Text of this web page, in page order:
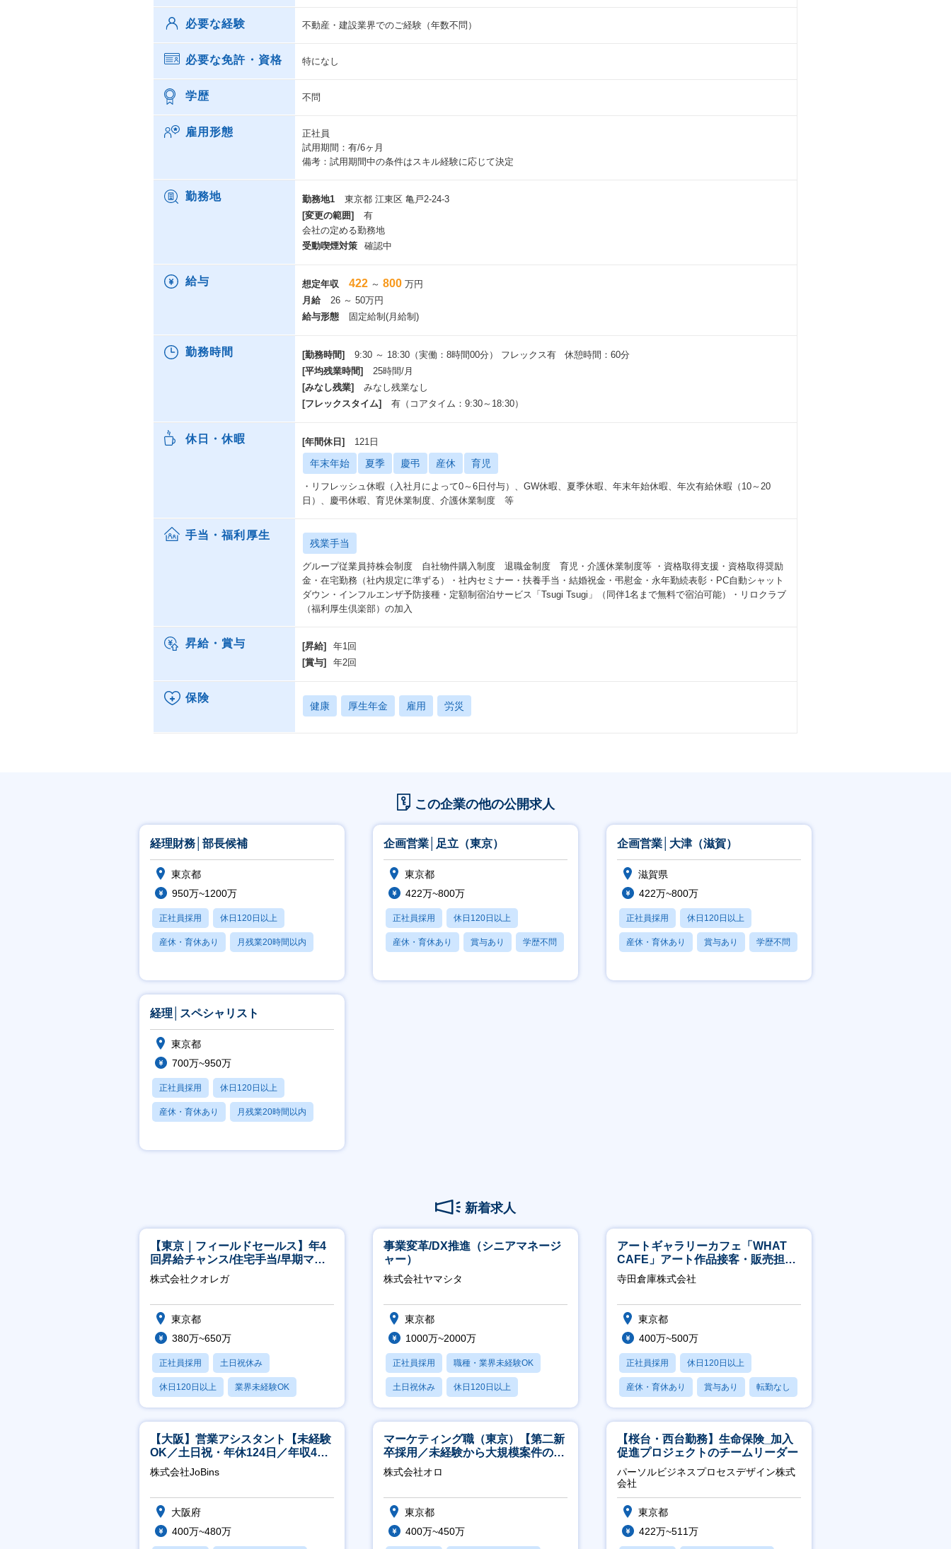
必要な経験 不動産・建設業界でのご経験（年数不問）
必要な免許・資格 特になし
学歴 不問
雇用形態
正社員
試用期間：有/6ヶ月
備考：試用期間中の条件はスキル経験に応じて決定
勤務地 勤務地1
東京都 江東区 亀戸2-24-3
[変更の範囲]
有
会社の定める勤務地
受動喫煙対策
確認中
給与 想定年収 422 ～ 800 万円
月給
26 ～ 50万円
給与形態
固定給制(月給制)
勤務時間 [勤務時間]
9:30 ～ 18:30（実働：8時間00分） フレックス有 休憩時間：60分
[平均残業時間]
25時間/月
[みなし残業]
みなし残業なし
[フレックスタイム]
有（コアタイム：9:30～18:30）
休日・休暇 [年間休日] 121日
年末年始 夏季 慶弔 産休 育児
・リフレッシュ休暇（入社月によって0～6日付与）、GW休暇、夏季休暇、年末年始休暇、年次有給休暇（10～20
日）、慶弔休暇、育児休業制度、介護休業制度 等
手当・福利厚生
残業手当
グループ従業員持株会制度 自社物件購入制度 退職金制度 育児・介護休業制度等 ・資格取得支援・資格取得奨励
金・在宅勤務（社内規定に準ずる）・社内セミナー・扶養手当・結婚祝金・弔慰金・永年勤続表彰・PC自動シャット
ダウン・インフルエンザ予防接種・定額制宿泊サービス「Tsugi Tsugi」（同伴1名まで無料で宿泊可能）・リロクラブ
（福利厚生倶楽部）の加入
昇給・賞与 [昇給]
年1回
[賞与]
年2回
保険
健康 厚生年金 雇用 労災
この企業の他の公開求人
経理財務│部長候補
東京都
950万~1200万
正社員採用 休日120日以上
産休・育休あり 月残業20時間以内
企画営業│足立（東京）
東京都
422万~800万
正社員採用 休日120日以上
産休・育休あり 賞与あり 学歴不問
企画営業│大津（滋賀）
滋賀県
422万~800万
正社員採用 休日120日以上
産休・育休あり 賞与あり 学歴不問
経理│スペシャリスト
東京都
700万~950万
正社員採用 休日120日以上
産休・育休あり 月残業20時間以内
新着求人
【東京｜フィールドセールス】年4
回昇給チャンス/住宅手当/早期マネ
ジメント機会あり！
株式会社クオレガ
東京都
380万~650万
正社員採用 土日祝休み
休日120日以上 業界未経験OK
産休・育休あり
事業変革/DX推進（シニアマネージ
ャー）
株式会社ヤマシタ
東京都
1000万~2000万
正社員採用 職種・業界未経験OK
土日祝休み 休日120日以上
産休・育休あり
アートギャラリーカフェ「WHAT
CAFE」アート作品接客・販売担当
※アート領域未経験可
寺田倉庫株式会社
東京都
400万~500万
正社員採用 休日120日以上
産休・育休あり 賞与あり 転勤なし
【大阪】営業アシスタント【未経験
OK／土日祝・年休124日／年収400
万～／転勤なし】
株式会社JoBins
大阪府
400万~480万
マーケティング職（東京）【第二新
卒採用／未経験から大規模案件のマ
ーケティングが経験できる／研修充
実】
株式会社オロ
東京都
400万~450万
【桜台・西台勤務】生命保険_加入
促進プロジェクトのチームリーダー
パーソルビジネスプロセスデザイン株式
会社
東京都
422万~511万